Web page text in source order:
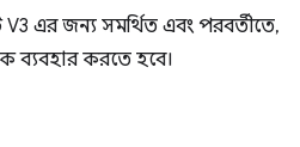
V3 এর জন্য সমর্থিত এবং পরবর্তীতে,
ব্যবহার করতে হবে।